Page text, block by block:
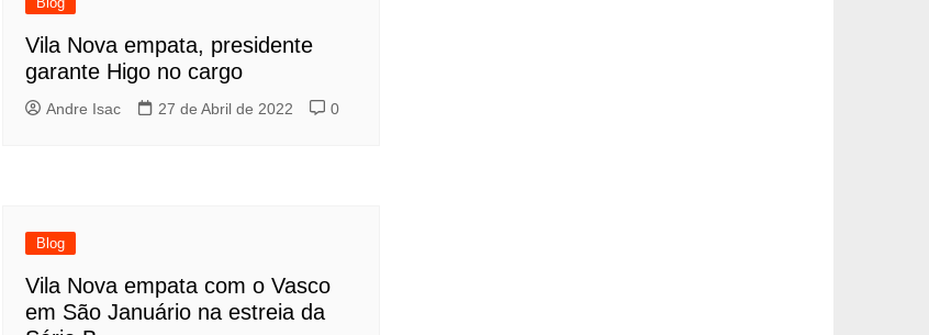
Vila Nova empata, presidente
garante Higo no cargo
Andre Isac 27 de Abril de 2022 0
Blog
Vila Nova empata com o Vasco
em São Januário na estreia da